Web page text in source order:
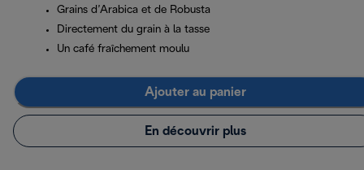
Grains d’Arabica et de Robusta
Directement du grain à la tasse
Un café fraîchement moulu
Ajouter au panier
En découvrir plus